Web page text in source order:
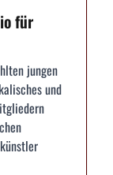
für
jungen
und